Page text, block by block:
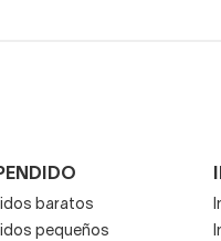
de Roca puede ser
baratos
pequeños